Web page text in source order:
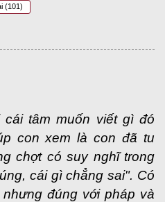
(101)
tâm muốn viết gì đó
con xem là con đã tu
chợt có suy nghĩ trong
cái gì chẳng sai". Có
đúng với pháp và